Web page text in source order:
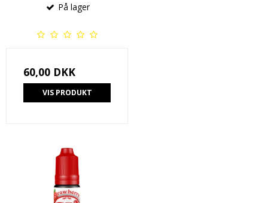
På lager
60,00 DKK
VIS PRODUKT